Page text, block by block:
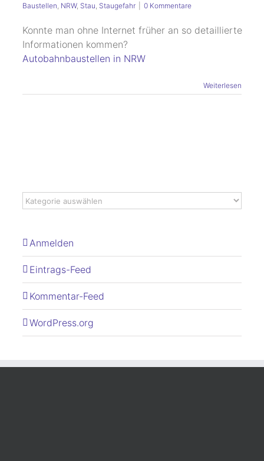
Baustellen, NRW, Stau, Staugefahr 0 Kommentare
Konnte man ohne Internet früher an so detaillierte
Informationen kommen?
Autobahnbaustellen in NRW
Weiterlesen
Anmelden
Eintrags-Feed
Kommentar-Feed
WordPress.org